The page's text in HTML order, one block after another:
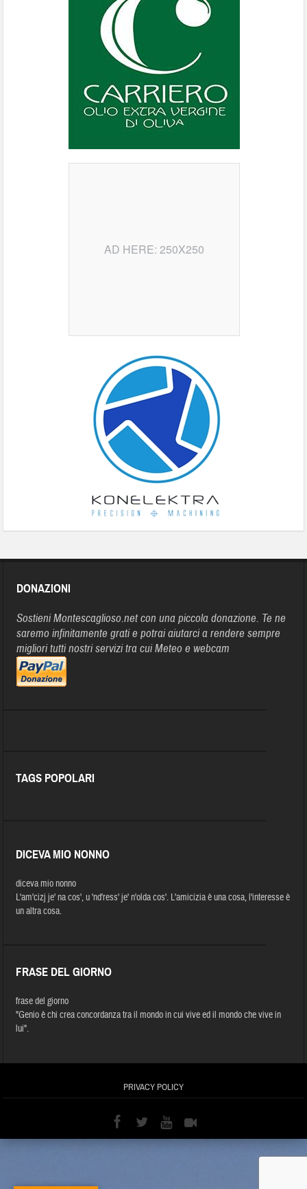
AD HERE: 250X250
DONAZIONI
Sostieni Montescaglioso.net con una piccola donazione. Te ne
saremo infinitamente grati e potrai aiutarci a rendere sempre
migliori tutti nostri servizi tra cui Meteo e webcam
TAGS POPOLARI
DICEVA MIO NONNO
diceva mio nonno
L'am'cizj je' na cos', u 'nd'ress' je' n'olda cos'. L'amicizia è una cosa, l'interesse è
un altra cosa.
FRASE DEL GIORNO
frase del giorno
"Genio è chi crea concordanza tra il mondo in cui vive ed il mondo che vive in
lui".
PRIVACY POLICY